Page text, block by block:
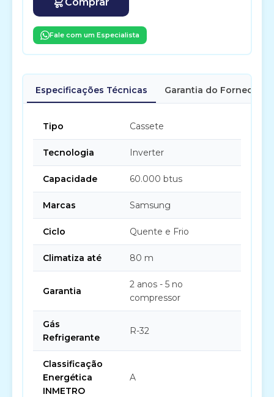
Fale com um Especialista
Especificações Técnicas Garantia do Fornecedor
Tipo Cassete
Tecnologia Inverter
Capacidade 60.000 btus
Marcas Samsung
Ciclo Quente e Frio
Climatiza até 80 m
Garantia
2 anos - 5 no
compressor
Gás
Refrigerante
R-32
Classificação
Energética
INMETRO
A